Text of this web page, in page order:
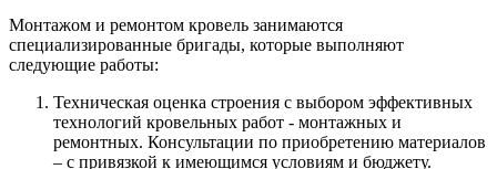
Монтажом и ремонтом кровель занимаются
специализированные бригады, которые выполняют
следующие работы:
Техническая оценка строения с выбором эффективных
технологий кровельных работ - монтажных и
ремонтных. Консультации по приобретению материалов
– с привязкой к имеющимся условиям и бюджету.